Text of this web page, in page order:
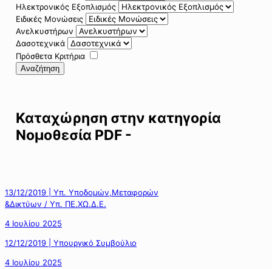
Ηλεκτρονικός Εξοπλισμός
Ειδικές Μονώσεις
Ανελκυστήρων
Δασοτεχνικά
Πρόσθετα Κριτήρια
Αναζήτηση
Καταχώρηση στην κατηγορία
Νομοθεσία PDF -
13/12/2019 | Υπ. Υποδομών,Μεταφορών
&Δικτύων / Υπ. ΠΕ.ΧΩ.Δ.Ε.
4 Ιουλίου 2025
12/12/2019 | Υπουργικό Συμβούλιο
4 Ιουλίου 2025